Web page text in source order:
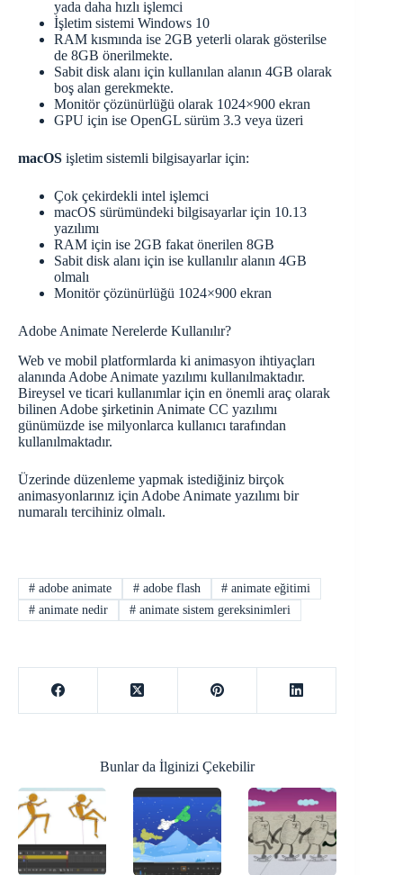
yada daha hızlı işlemci
İşletim sistemi Windows 10
RAM kısmında ise 2GB yeterli olarak gösterilse
de 8GB önerilmekte.
Sabit disk alanı için kullanılan alanın 4GB olarak
boş alan gerekmekte.
Monitör çözünürlüğü olarak 1024×900 ekran
GPU için ise OpenGL sürüm 3.3 veya üzeri
macOS işletim sistemli bilgisayarlar için:
Çok çekirdekli intel işlemci
macOS sürümündeki bilgisayarlar için 10.13
yazılımı
RAM için ise 2GB fakat önerilen 8GB
Sabit disk alanı için ise kullanılır alanın 4GB
olmalı
Monitör çözünürlüğü 1024×900 ekran
Adobe Animate Nerelerde Kullanılır?
Web ve mobil platformlarda ki animasyon ihtiyaçları
alanında Adobe Animate yazılımı kullanılmaktadır.
Bireysel ve ticari kullanımlar için en önemli araç olarak
bilinen Adobe şirketinin Animate CC yazılımı
günümüzde ise milyonlarca kullanıcı tarafından
kullanılmaktadır.
Üzerinde düzenleme yapmak istediğiniz birçok
animasyonlarınız için Adobe Animate yazılımı bir
numaralı tercihiniz olmalı.
#adobe animate #adobe flash # animate eğitimi
#animate nedir #animate sistem gereksinimleri
Bunlar da İlginizi Çekebilir